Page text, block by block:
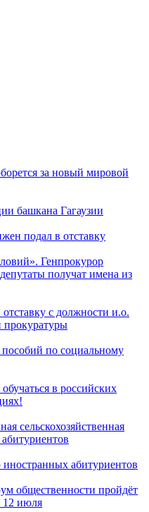
за новый мировой
башкана Гагаузии
подал в отставку
Генпрокурор
получат имена из
с должности и.о.
по социальному
в российских
сельскохозяйственная
абитуриентов
общественности пройдёт
12 июля